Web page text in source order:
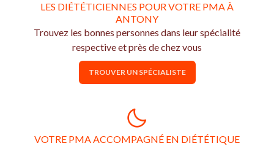
LES DIÉTÉTICIENNES POUR VOTRE PMA À
ANTONY
Trouvez les bonnes personnes dans leur spécialité
respective et près de chez vous
TROUVER UN SPÉCIALISTE
VOTRE PMA ACCOMPAGNÉ EN DIÉTÉTIQUE